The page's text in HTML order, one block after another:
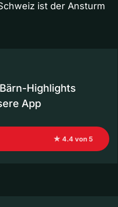
ist der Ansturm
Highlights
App
★ 4.4 von 5